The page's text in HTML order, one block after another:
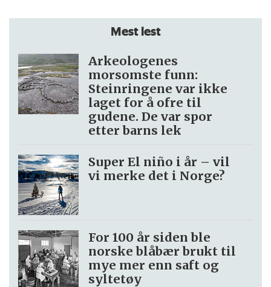
Mest lest
Arkeologenes
morsomste funn:
Steinringene var ikke
laget for å ofre til
gudene. De var spor
etter barns lek
Super El niño i år – vil
vi merke det i Norge?
For 100 år siden ble
norske blåbær brukt til
mye mer enn saft og
syltetøy